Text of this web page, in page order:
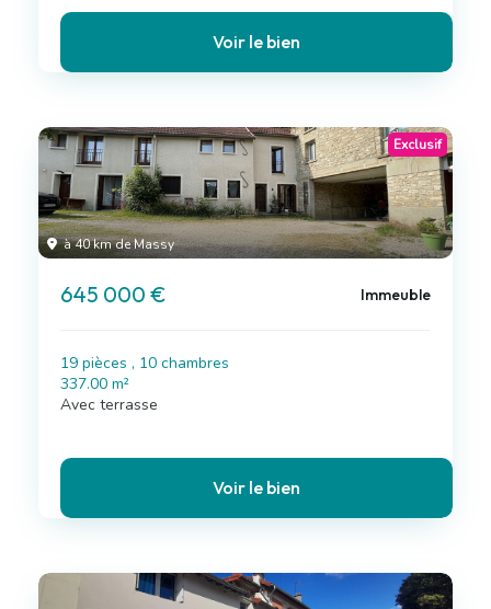
Voir le bien
à 40 km de Massy
Exclusif
645 000 € Immeuble
19 pièces , 10 chambres
337.00 m²
Avec terrasse
Voir le bien